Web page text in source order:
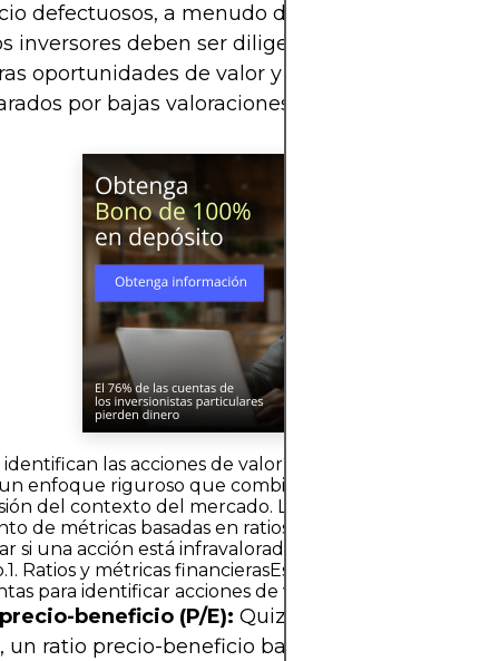
defectuosos, a menudo denominados
inversores deben ser diligentes al distinguir
oportunidades de valor y los activos en declive
por bajas valoraciones.
identifican las acciones de valor?Identificar acciones de
enfoque riguroso que combina el análisis financiero
del contexto del mercado. Los inversores suelen
de métricas basadas en ratios y evaluaciones
si una acción está infravalorada en relación con su
Ratios y métricas financierasEstas son las principales
para identificar acciones de valor:
beneficio (P/E): Quizás el indicador de
un ratio precio-beneficio bajo en relación con el